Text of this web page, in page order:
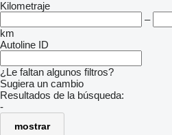
Kilometraje
–
km
Autoline ID
¿Le faltan algunos filtros?
Sugiera un cambio
Resultados de la búsqueda:
-
mostrar